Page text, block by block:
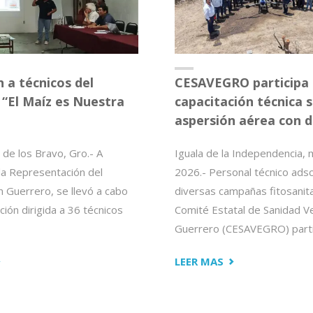
a técnicos del
Maíz es Nuestra
de los Bravo, Gro.- A
Representación del
Guerrero, se llevó a cabo
dirigida a 36 técnicos
CESAVEGRO participa
capacitación técnica
aspersión aérea con
Iguala de la Independencia,
2026.- Personal técnico
diversas campañas
Comité Estatal de Sanidad
Guerrero (CESAVEGRO)
LEER MAS "CESAVEGRO